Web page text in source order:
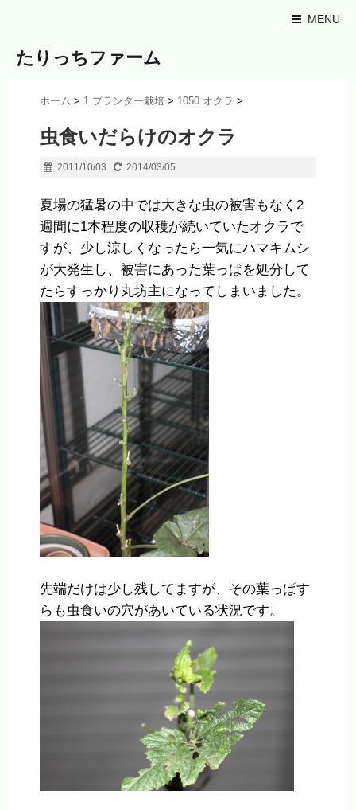
MENU
たりっちファーム
ホーム > 1.プランター栽培 > 1050.オクラ >
虫食いだらけのオクラ
2011/10/03 2014/03/05
夏場の猛暑の中では大きな虫の被害もなく2
週間に1本程度の収穫が続いていたオクラで
すが、少し涼しくなったら一気にハマキムシ
が大発生し、被害にあった葉っぱを処分して
たらすっかり丸坊主になってしまいました。
先端だけは少し残してますが、その葉っぱす
らも虫食いの穴があいている状況です。